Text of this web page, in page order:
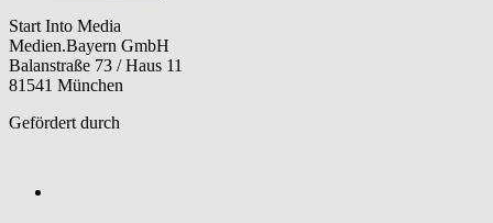
Start Into Media
Medien.Bayern GmbH
Balanstraße 73 / Haus 11
81541 München
Gefördert durch